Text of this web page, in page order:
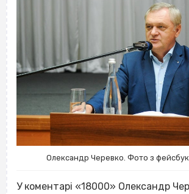
Олександр Черевко. Фото з
У коментарі «18000» Олександр